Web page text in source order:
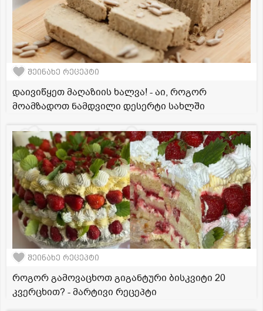
შეინახე რეცეპტი
დაივიწყეთ მაღაზიის ხალვა! - აი, როგორ
მოამზადოთ ნამდვილი დესერტი სახლში
შეინახე რეცეპტი
როგორ გამოვაცხოთ გიგანტური ბისკვიტი 20
კვერცხით? - მარტივი რეცეპტი